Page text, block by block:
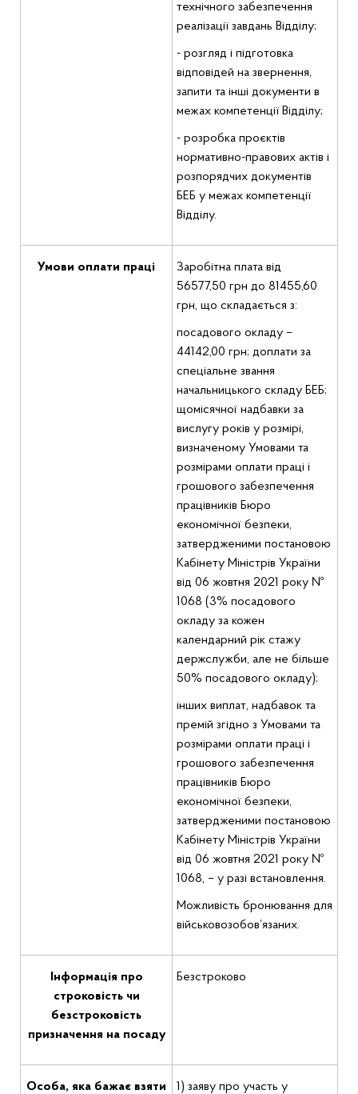
технічного забезпечення
реалізації завдань Відділу;
- розгляд і підготовка
відповідей на звернення,
запити та інші документи в
межах компетенції Відділу;
- розробка проєктів
нормативно-правових актів і
розпорядчих документів
БЕБ у межах компетенції
Відділу.
Умови оплати праці
Заробітна плата від
56577,50 грн до 81455,60
грн, що складається з:
посадового окладу –
44142,00 грн; доплати за
спеціальне звання
начальницького складу БЕБ;
щомісячної надбавки за
вислугу років у розмірі,
визначеному Умовами та
розмірами оплати праці і
грошового забезпечення
працівників Бюро
економічної безпеки,
затвердженими постановою
Кабінету Міністрів України
від 06 жовтня 2021 року №
1068 (3% посадового
окладу за кожен
календарний рік стажу
держслужби, але не більше
50% посадового окладу);
інших виплат, надбавок та
премій згідно з Умовами та
розмірами оплати праці і
грошового забезпечення
працівників Бюро
економічної безпеки,
затвердженими постановою
Кабінету Міністрів України
від 06 жовтня 2021 року №
1068, – у разі встановлення.
Можливість бронювання для
військовозобов’язаних.
Інформація про
строковість чи
безстроковість
призначення на посаду
Безстроково
Особа, яка бажає взяти 1) заяву про участь у